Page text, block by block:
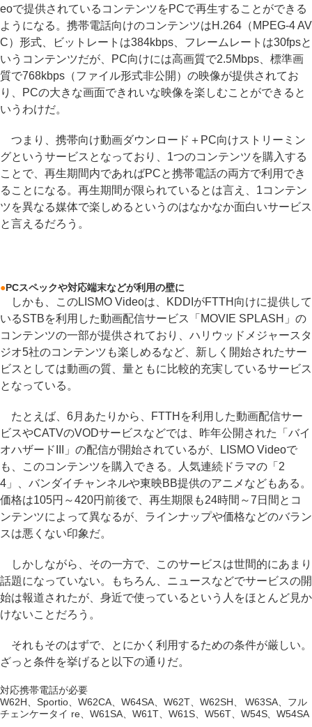
eoで提供されているコンテンツをPCで再生することができる
ようになる。携帯電話向けのコンテンツはH.264（MPEG-4 AV
C）形式、ビットレートは384kbps、フレームレートは30fpsと
いうコンテンツだが、PC向けには高画質で2.5Mbps、標準画
質で768kbps（ファイル形式非公開）の映像が提供されてお
り、PCの大きな画面できれいな映像を楽しむことができると
いうわけだ。
つまり、携帯向け動画ダウンロード＋PC向けストリーミン
グというサービスとなっており、1つのコンテンツを購入する
ことで、再生期間内であればPCと携帯電話の両方で利用でき
ることになる。再生期間が限られているとは言え、1コンテン
ツを異なる媒体で楽しめるというのはなかなか面白いサービス
と言えるだろう。
●PCスペックや対応端末などが利用の壁に
しかも、このLISMO Videoは、KDDIがFTTH向けに提供して
いるSTBを利用した動画配信サービス「MOVIE SPLASH」の
コンテンツの一部が提供されており、ハリウッドメジャースタ
ジオ5社のコンテンツも楽しめるなど、新しく開始されたサー
ビスとしては動画の質、量ともに比較的充実しているサービス
となっている。
たとえば、6月あたりから、FTTHを利用した動画配信サー
ビスやCATVのVODサービスなどでは、昨年公開された「バイ
オハザードIII」の配信が開始されているが、LISMO Videoで
も、このコンテンツを購入できる。人気連続ドラマの「2
4」、バンダイチャンネルや東映BB提供のアニメなどもある。
価格は105円～420円前後で、再生期限も24時間～7日間とコ
ンテンツによって異なるが、ラインナップや価格などのバラン
スは悪くない印象だ。
しかしながら、その一方で、このサービスは世間的にあまり
話題になっていない。もちろん、ニュースなどでサービスの開
始は報道されたが、身近で使っているという人をほとんど見か
けないことだろう。
それもそのはずで、とにかく利用するための条件が厳しい。
ざっと条件を挙げると以下の通りだ。
対応携帯電話が必要
W62H、Sportio、W62CA、W64SA、W62T、W62SH、 W63SA、フル
チェンケータイ re、W61SA、W61T、W61S、W56T、W54S、W54SA